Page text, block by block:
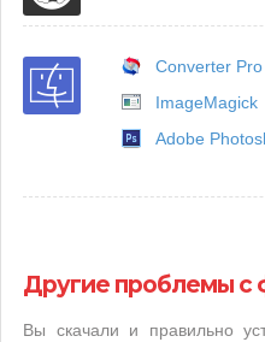
Converter Pro
ImageMagick
Adobe
Другие проблемы с
Вы скачали и правильно